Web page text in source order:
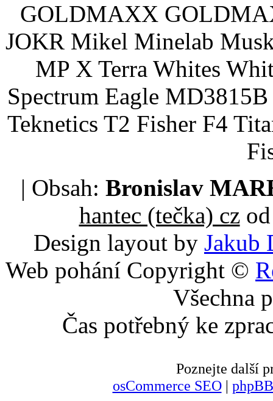
GOLDMAXX
JOKR Mikel Minelab
MP X Terra Whites
Spectrum Eagle
Teknetics T2 Fisher F4
| Obsah: Bronislav
hantec (tečka) czod
Design layout by Jakub
Web pohání Copyright ©
Všechna
Čas potřebný ke
Poznejte další
osCommerce SEO|